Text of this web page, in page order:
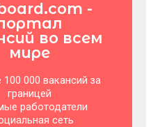
-
во всем
мире
000 вакансий за
границей
работодатели
сеть